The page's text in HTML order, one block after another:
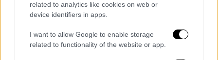
related to analytics like cookies on web or
device identifiers in apps.
I want to allow Google to enable storage
related to functionality of the website or app.